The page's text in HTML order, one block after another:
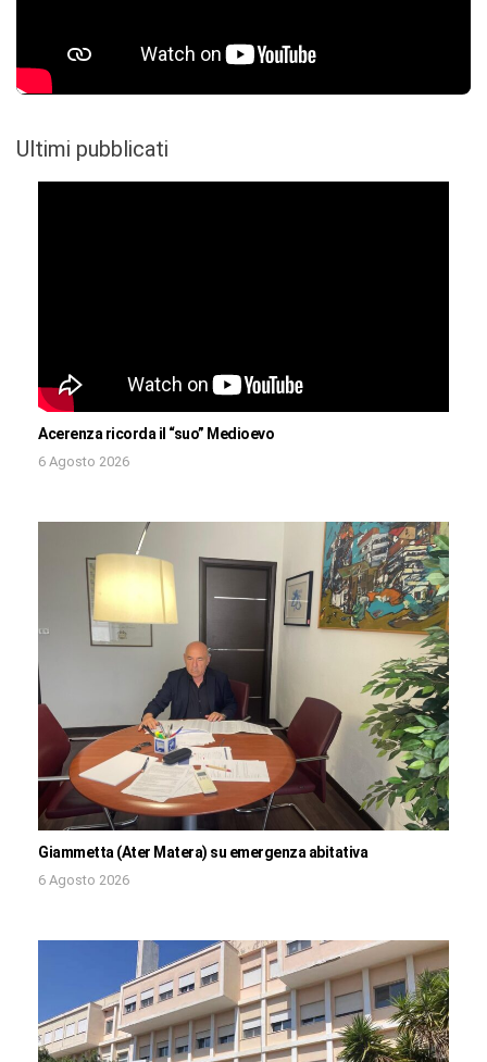
Ultimi pubblicati
Acerenza ricorda il “suo” Medioevo
6 Agosto 2026
Giammetta (Ater Matera) su emergenza abitativa
6 Agosto 2026